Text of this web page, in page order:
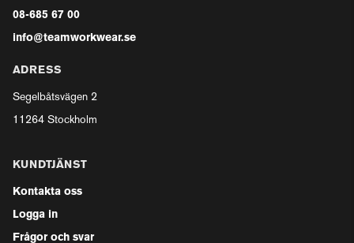
08-685 67 00
info@teamworkwear.se
ADRESS
Segelbåtsvägen 2
11264 Stockholm
KUNDTJÄNST
Kontakta oss
Logga in
Frågor och svar